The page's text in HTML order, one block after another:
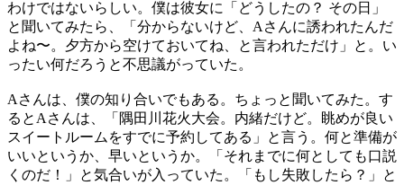
わけではないらしい。僕は彼女に「どうしたの？ その日」
と聞いてみたら、「分からないけど、Aさんに誘われたんだ
よね〜。夕方から空けておいてね、と言われただけ」と。い
ったい何だろうと不思議がっていた。
Aさんは、僕の知り合いでもある。ちょっと聞いてみた。す
るとAさんは、「隅田川花火大会。内緒だけど。眺めが良い
スイートルームをすでに予約してある」と言う。何と準備が
いいというか、早いというか。「それまでに何としても口説
くのだ！」と気合いが入っていた。「もし失敗したら？」と